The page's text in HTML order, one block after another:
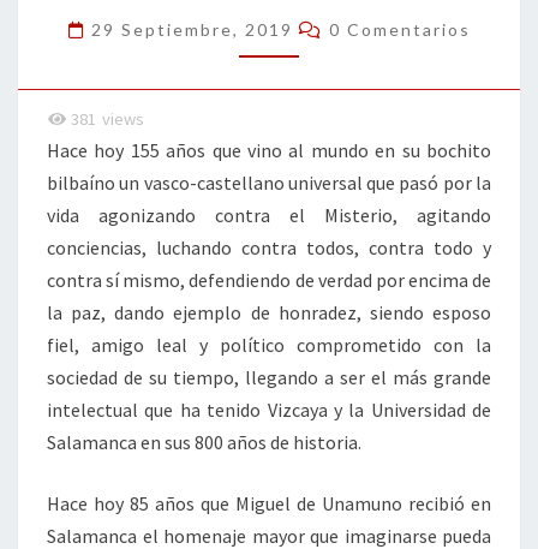
29 Septiembre, 2019 Comentarios
0 Comentarios
381 views
Hace hoy 155 años que vino al mundo en su bochito
bilbaíno un vasco-castellano universal que pasó por la
vida agonizando contra el Misterio, agitando
conciencias, luchando contra todos, contra todo y
contra sí mismo, defendiendo de verdad por encima de
la paz, dando ejemplo de honradez, siendo esposo
fiel, amigo leal y político comprometido con la
sociedad de su tiempo, llegando a ser el más grande
intelectual que ha tenido Vizcaya y la Universidad de
Salamanca en sus 800 años de historia.
Hace hoy 85 años que Miguel de Unamuno recibió en
Salamanca el homenaje mayor que imaginarse pueda